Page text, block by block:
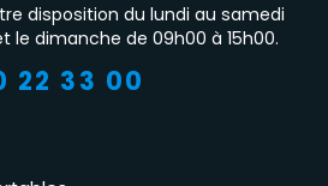
disposition du lundi au samedi
le dimanche de 09h00 à 15h00.
22 33 00